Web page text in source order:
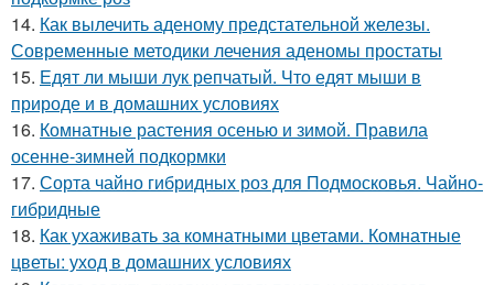
14. Как вылечить аденому предстательной железы.
Современные методики лечения аденомы простаты
15. Едят ли мыши лук репчатый. Что едят мыши в
природе и в домашних условиях
16. Комнатные растения осенью и зимой. Правила
осенне-зимней подкормки
17. Сорта чайно гибридных роз для Подмосковья. Чайно-
гибридные
18. Как ухаживать за комнатными цветами. Комнатные
цветы: уход в домашних условиях